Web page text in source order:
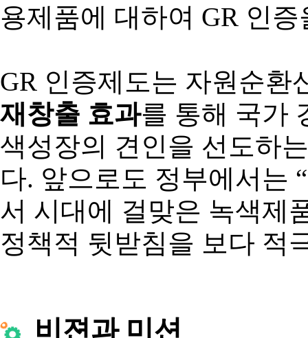
용제품에 대하여 GR 인
GR 인증제도는 자원순환
재창출 효과를 통해 국가
색성장의 견인을 선도하
다. 앞으로도 정부에서는
서 시대에 걸맞은 녹색제
정책적 뒷받침을 보다 적
비젼과 미션